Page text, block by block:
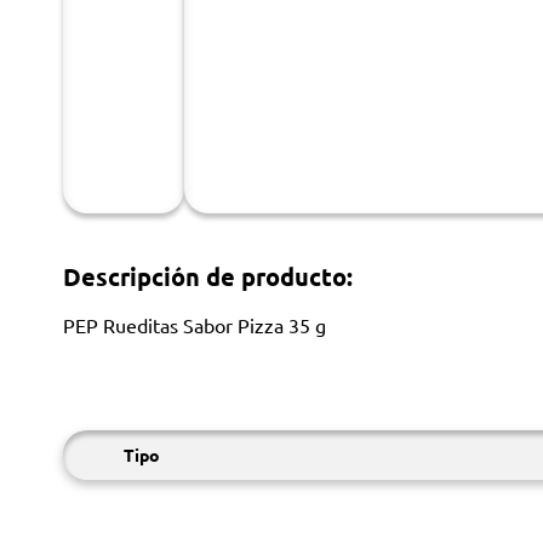
Descripción de producto:
PEP Rueditas Sabor Pizza 35 g
Tipo